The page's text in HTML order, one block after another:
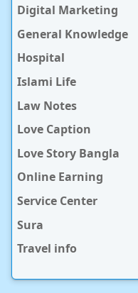
Digital Marketing
General Knowledge
Hospital
Islami Life
Law Notes
Love Caption
Love Story Bangla
Online Earning
Service Center
Sura
Travel info